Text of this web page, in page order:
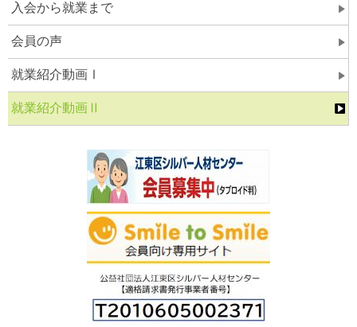
入会から就業まで
会員の声
就業紹介動画Ⅰ
就業紹介動画Ⅱ